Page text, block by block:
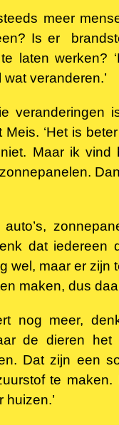
meer
Is er
laten werken?
veranderen.’
veranderingen
Meis. ‘Het is
Maar ik
auto’s,
dat iedereen
wel, maar er zijn
maken, dus
nog meer,
de dieren
Dat zijn een
te
huizen.’